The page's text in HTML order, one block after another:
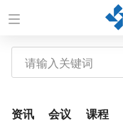
资讯 会议 课程